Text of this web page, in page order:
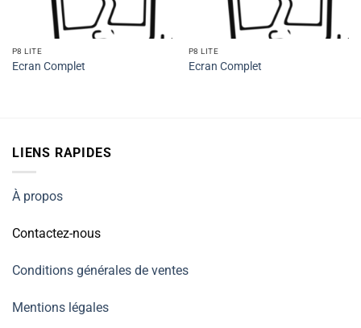
P8 LITE
Ecran Complet
P8 LITE
Ecran Complet
LIENS RAPIDES
À propos
Contactez-nous
Conditions générales de ventes
Mentions légales